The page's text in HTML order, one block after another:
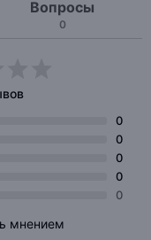
Вопросы
0
0
0
0
0
0
мнением